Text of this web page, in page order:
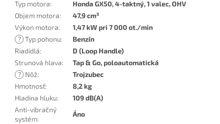
Typ motora:
Honda GX50, 4-taktný, 1 valec, OHV
Objem motora:
47,9 cm³
Výkon motora:
1,47 kW pri 7 000 ot./min
? Typ pohonu:
Benzín
Riadidlá:
D (Loop Handle)
Strunová hlava:
Tap & Go, poloautomatická
? Nôž:
Trojzubec
Hmotnosť:
8,2 kg
Hladina hluku:
109 dB(A)
Anti-vibračný
systém:
Áno